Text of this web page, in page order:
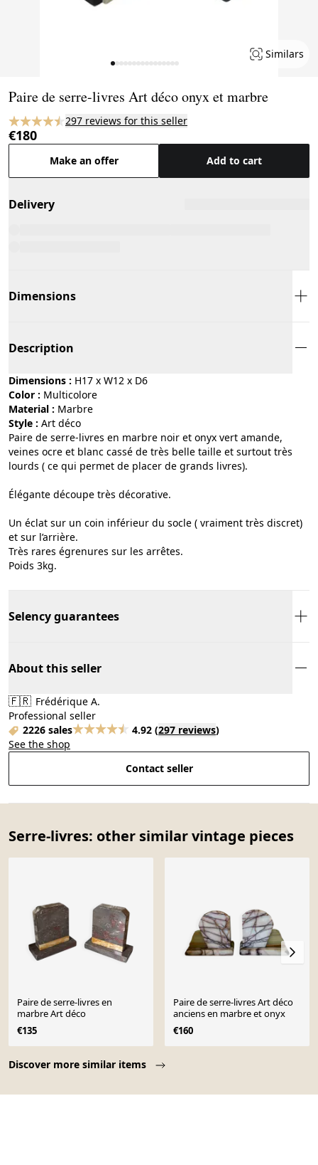
Similars
Paire de serre-livres Art déco onyx et marbre
297 reviews for this seller
€180
Make an offer Add to cart
Delivery
Dimensions
Description
Dimensions : H17 x W12 x D6
Color :
multicolore
Material :
marbre
Style :
art déco
Paire de serre-livres en marbre noir et onyx vert amande,
veines ocre et blanc cassé de très belle taille et surtout très
lourds ( ce qui permet de placer de grands livres).
Élégante découpe très décorative.
Un éclat sur un coin inférieur du socle ( vraiment très discret)
et sur l’arrière.
Très rares égrenures sur les arrêtes.
Poids 3kg.
Selency guarantees
About this seller
🇫🇷 Frédérique A.
Professional seller
2226 sales
4.92 (297 reviews)
See the shop
Contact seller
Serre-livres: other similar vintage pieces
Discover more similar items
Paire de serre-livres en
marbre Art déco
€135
Paire de serre-livres Art déco
anciens en marbre et onyx
€160